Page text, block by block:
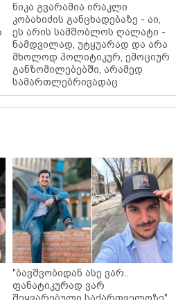
ნიკა გვარამია ირაკლი
კობახიძის განცხადებაზე - აი,
ეს არის სამშობლოს ღალატი -
ნამდვილად, უტყუარად და არა
მხოლოდ პოლიტიკურ, ემოციურ
განზომილებებში, არამედ
სამართლებრივადაც
"ბავშვობიდან ასე ვარ..
ფანატიკურად ვარ
შეყვარებული საქართველოზე"